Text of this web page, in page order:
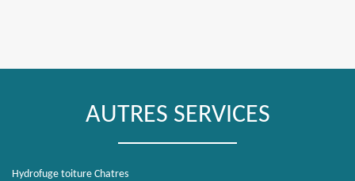
AUTRES SERVICES
Hydrofuge toiture Chatres